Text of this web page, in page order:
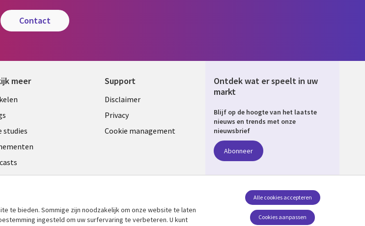
contact
meer
studies
Support
Legal
NETHERLANDS
Disclaimer
Privacy
Cookie management
Ontdek wat er speelt in uw
markt
Blijf op de hoogte van het laatste
nieuws en trends met onze
nieuwsbrief
Abonneer
te bieden. Sommige zijn noodzakelijk om onze website te laten
ingesteld om uw surfervaring te verbeteren. U kunt
Cookies aanpassen
Alle cookies accepteren